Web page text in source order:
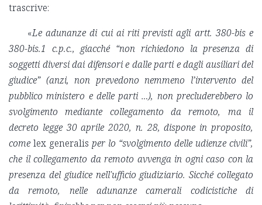
trascrive:
«Le adunanze di cui ai riti previsti agli artt. 380-bis e
380-bis.1 c.p.c., giacché “non richiedono la presenza di
soggetti diversi dai difensori e dalle parti e dagli ausiliari del
giudice” (anzi, non prevedono nemmeno l’intervento del
pubblico ministero e delle parti …), non precluderebbero lo
svolgimento mediante collegamento da remoto, ma il
decreto legge 30 aprile 2020, n. 28, dispone in proposito,
come lex generalis per lo “svolgimento delle udienze civili”,
che il collegamento da remoto avvenga in ogni caso con la
presenza del giudice nell'ufficio giudiziario. Sicché collegato
da remoto, nelle adunanze camerali codicistiche di